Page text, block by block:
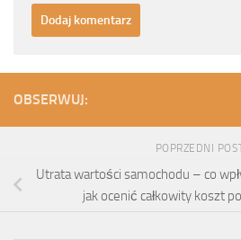
OBSERWUJ:
POPRZEDNI
Utrata wartości samochodu – co
jak ocenić całkowity koszt